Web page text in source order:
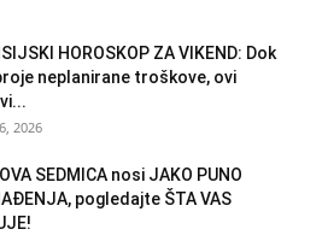
HOROSKOP ZA VIKEND: Dok
neplanirane troškove, ovi
2026
SEDMICA nosi JAKO PUNO
pogledajte ŠTA VAS